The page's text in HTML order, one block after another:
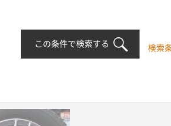
この条件で検索する 検索